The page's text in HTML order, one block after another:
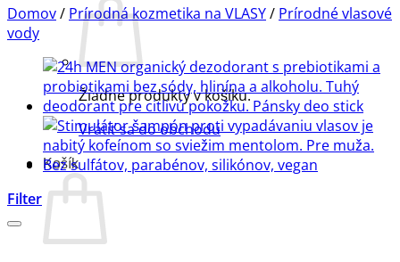
Žiadne produkty v košíku.
Vrátiť sa do obchodu
Košík
Domov/ Prírodná kozmetika na VLASY/ Prírodné vlasové
vody
Filter